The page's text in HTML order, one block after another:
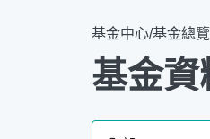
基金中心/基金總覽
基金資